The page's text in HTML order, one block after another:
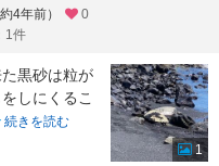
4年前）
0
1件
黒砂は粒が
しにくるこ
続きを読む
1